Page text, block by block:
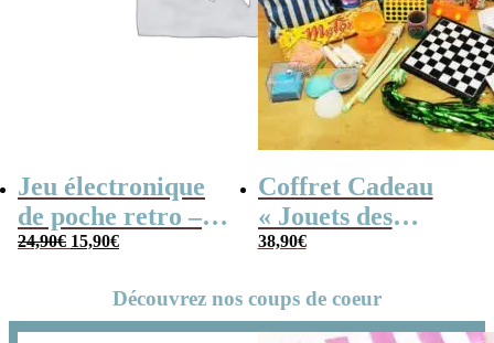
Jeu électronique
de poche retro –
Console vintage
24,90€ Le
prix
15,90€Le
prix
Coffret Cadeau
« Jouets des
années 80 » –
38,90€
Découvrez nos coups de coeur